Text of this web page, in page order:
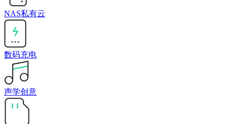
NAS私有云
数码充电
声学创意